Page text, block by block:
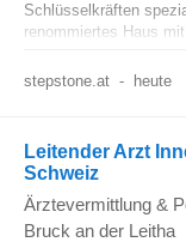
Schlüsselkräften
renommiertes Haus
stepstone.at - heute
Leitender Arzt
Schweiz
Ärztevermittlung &
Bruck an der Leitha